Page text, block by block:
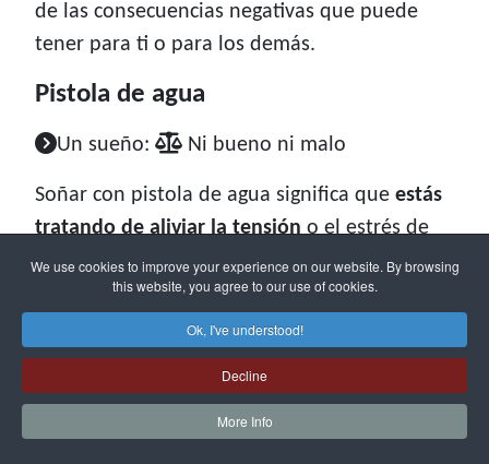
We use cookies to improve your experience on our website. By browsing
this website, you agree to our use of cookies.
Ok, I've understood!
Decline
More Info
de las consecuencias negativas que puede
tener para ti o para los demás.
Pistola de agua
Un sueño: Ni bueno ni malo
Soñar con pistola de agua significa que estás
tratando de aliviar la tensióno el estrés de
una forma divertida o inocente. La pistola de
representa la capacidad de relajarse, de
reírse o de disfrutar de las cosas simples de la
vida. Tal vez estés pasando por unmomento
difícil, aburrido o rutinario y necesites
distraerte, divertirte o liberar tu presión.